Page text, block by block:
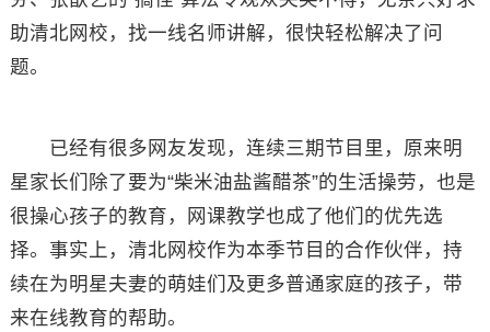
助清北网校，找一线名师讲解，很快轻松解决了问
题。
已经有很多网友发现，连续三期节目里，原来明
星家长们除了要为“柴米油盐酱醋茶”的生活操劳，也是
很操心孩子的教育，网课教学也成了他们的优先选
择。事实上，清北网校作为本季节目的合作伙伴，持
续在为明星夫妻的萌娃们及更多普通家庭的孩子，带
来在线教育的帮助。